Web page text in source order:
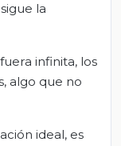
la
infinita, los
algo que no
ideal, es